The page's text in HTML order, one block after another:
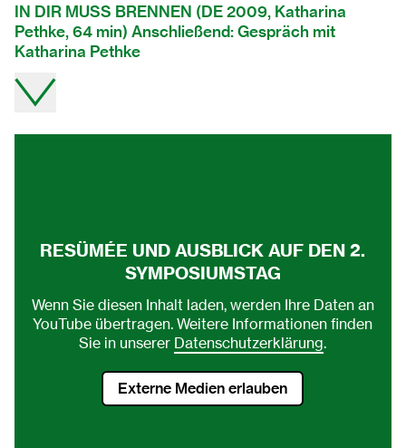
IN DIR MUSS BRENNEN (DE 2009, Katharina
Pethke, 64 min) Anschließend: Gespräch mit
Katharina Pethke
RESÜMÉE UND AUSBLICK AUF DEN 2.
SYMPOSIUMSTAG
Wenn Sie diesen Inhalt laden, werden Ihre Daten an
YouTube übertragen. Weitere Informationen finden
Sie in unserer Datenschutzerklärung.
Externe Medien erlauben